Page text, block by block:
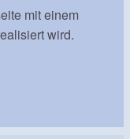
mit einem
wird.